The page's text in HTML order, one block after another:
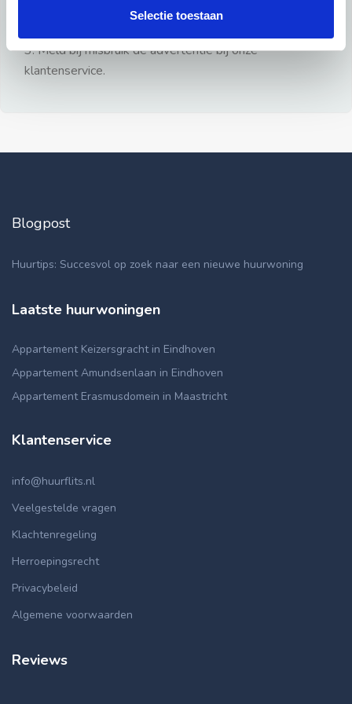
Selectie toestaan
3: Meld bij misbruik de advertentie bij onze
klantenservice.
Blogpost
Huurtips: Succesvol op zoek naar een nieuwe huurwoning
Laatste huurwoningen
Appartement Keizersgracht in Eindhoven
Appartement Amundsenlaan in Eindhoven
Appartement Erasmusdomein in Maastricht
Klantenservice
info@huurflits.nl
Veelgestelde vragen
Klachtenregeling
Herroepingsrecht
Privacybeleid
Algemene voorwaarden
Reviews